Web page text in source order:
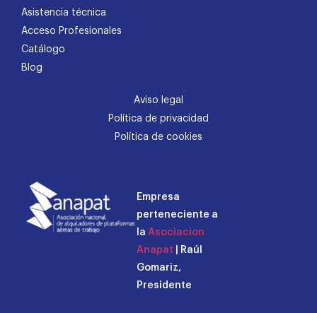
Asistencia técnica
Acceso Profesionales
Catálogo
Blog
Aviso legal
Política de privacidad
Política de cookies
Empresa
perteneciente a
la Asociacion
Anapat | Raúl
Gomariz,
Presidente